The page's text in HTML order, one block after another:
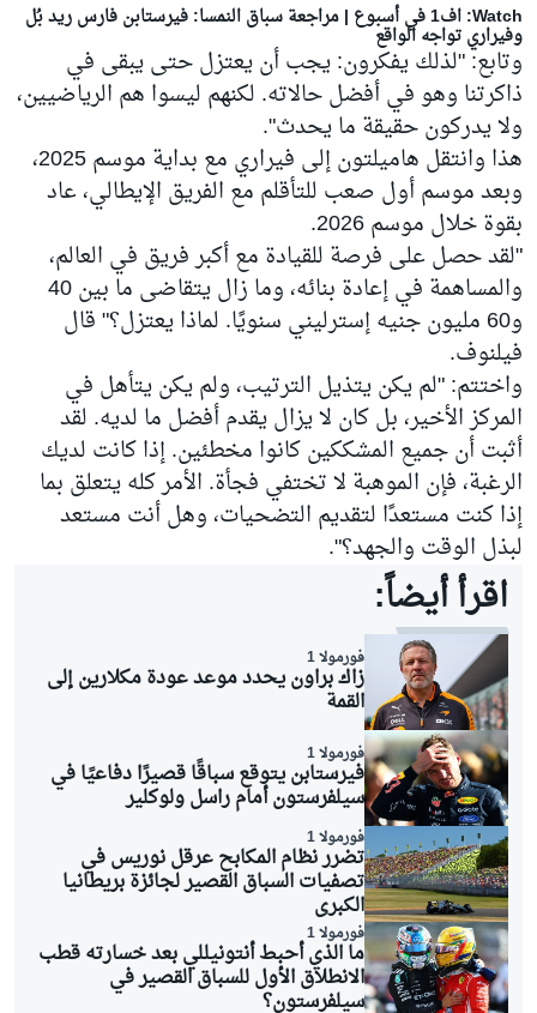
Watch: اف1 في أسبوع | مراجعة سباق النمسا: فيرستابن فارس ريد بُل
وفيراري تواجه الواقع
وتابع: "لذلك يفكرون: يجب أن يعتزل حتى يبقى في
ذاكرتنا وهو في أفضل حالاته. لكنهم ليسوا هم الرياضيين،
ولا يدركون حقيقة ما يحدث".
هذا وانتقل هاميلتون إلى فيراري مع بداية موسم 2025،
وبعد موسم أول صعب للتأقلم مع الفريق الإيطالي، عاد
بقوة خلال موسم 2026.
"لقد حصل على فرصة للقيادة مع أكبر فريق في العالم،
والمساهمة في إعادة بنائه، وما زال يتقاضى ما بين 40
و60 مليون جنيه إسترليني سنويًا. لماذا يعتزل؟" قال
فيلنوف.
واختتم: "لم يكن يتذيل الترتيب، ولم يكن يتأهل في
المركز الأخير، بل كان لا يزال يقدم أفضل ما لديه. لقد
أثبت أن جميع المشككين كانوا مخطئين. إذا كانت لديك
الرغبة، فإن الموهبة لا تختفي فجأة. الأمر كله يتعلق بما
إذا كنت مستعدًا لتقديم التضحيات، وهل أنت مستعد
لبذل الوقت والجهد؟".
اقرأ أيضاً:
فورمولا 1
زاك براون يحدد موعد عودة مكلارين إلى
القمة
فورمولا 1
فيرستابن يتوقع سباقًا قصيرًا دفاعيًا في
سيلفرستون أمام راسل ولوكلير
فورمولا 1
تضرر نظام المكابح عرقل نوريس في
تصفيات السباق القصير لجائزة بريطانيا
الكبرى
فورمولا 1
ما الذي أحبط أنتونيللي بعد خسارته قطب
الانطلاق الأول للسباق القصير في
سيلفرستون؟